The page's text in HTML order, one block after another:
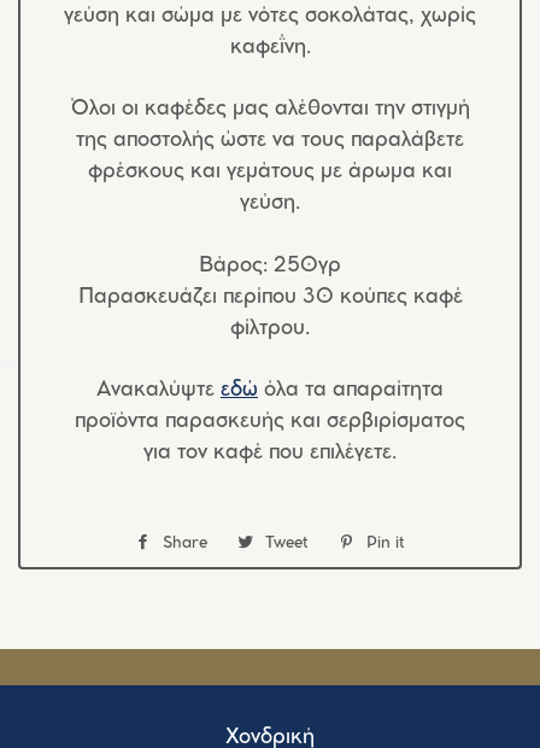
γεύση και σώμα με νότες σοκολάτας, χωρίς
καφεΐνη.
Όλοι οι καφέδες μας αλέθονται την στιγμή
της αποστολής ώστε να τους παραλάβετε
φρέσκους και γεμάτους με άρωμα και
γεύση.
Βάρος: 250γρ
Παρασκευάζει περίπου 30 κούπες καφέ
φίλτρου.
Ανακαλύψτε εδώ όλα τα απαραίτητα
προϊόντα παρασκευής και σερβιρίσματος
για τον καφέ που επιλέγετε.
Share Share Tweet Tweet Pin it
Χονδρική